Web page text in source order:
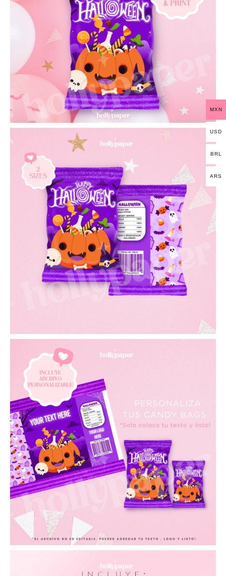
MXN
USD
BRL
ARS